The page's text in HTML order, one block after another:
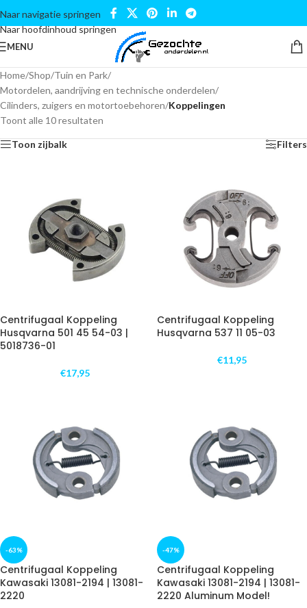
Naar navigatie springen
Naar hoofdinhoud springen
MENU
Home/Shop/Tuin en Park/
Motordelen, aandrijving en technische onderdelen/
Cilinders, zuigers en motortoebehoren/Koppelingen
Toont alle 10 resultaten
Toon zijbalk Filters
Centrifugaal Koppeling
Husqvarna 501 45 54-03 |
5018736-01
€17,95
Centrifugaal Koppeling
Husqvarna 537 11 05-03
€11,95
-63%
Centrifugaal Koppeling
Kawasaki 13081-2194 | 13081-
2220
-47%
Centrifugaal Koppeling
Kawasaki 13081-2194 | 13081-
2220 Aluminum Model!